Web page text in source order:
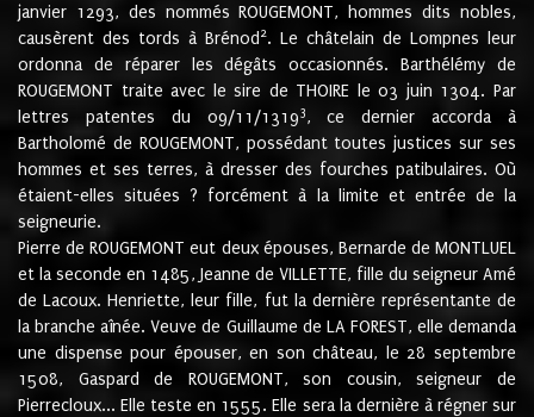
janvier 1293, des nommés ROUGEMONT, hommes dits nobles,
causèrent des tords à Brénod 2. Le châtelain de Lompnes leur
ordonna de réparer les dégâts occasionnés. Barthélémy de
ROUGEMONT traite avec le sire de THOIRE le 03 juin 1304. Par
lettres patentes du 09/11/13193, ce dernier accorda à
Bartholomé de ROUGEMONT, possédant toutes justices sur ses
hommes et ses terres, à dresser des fourches patibulaires. Où
étaient-elles situées ? forcément à la limite et entrée de la
seigneurie.
Pierre de ROUGEMONT eut deux épouses, Bernarde de MONTLUEL
et la seconde en 1485, Jeanne de VILLETTE, fille du seigneur Amé
de Lacoux. Henriette, leur fille, fut la dernière représentante de
la branche aînée. Veuve de Guillaume de LA FOREST, elle demanda
une dispense pour épouser, en son château, le 28 septembre
1508, Gaspard de ROUGEMONT, son cousin, seigneur de
Pierrecloux... Elle teste en 1555. Elle sera la dernière à régner sur